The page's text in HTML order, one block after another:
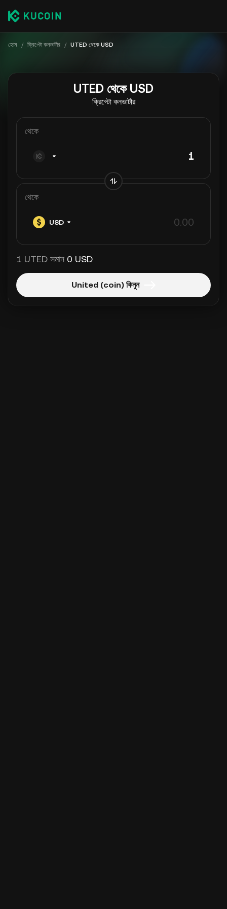
হোম / ক্রিপ্টো কনভার্টার / UTED থেকে USD
UTED থেকে USD
ক্রিপ্টো কনভার্টার
থেকে
থেকে
USD
1 UTED সমান 0 USD
United (coin) কিনুন